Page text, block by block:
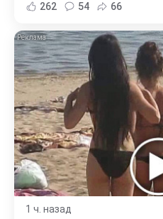
262 54 66
1 ч. назад